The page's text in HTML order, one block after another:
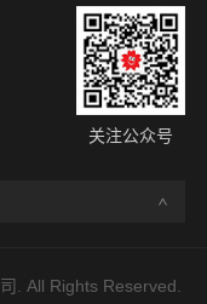
关注公众号
. All Rights Reserved.